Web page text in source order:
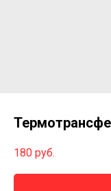
180 руб.